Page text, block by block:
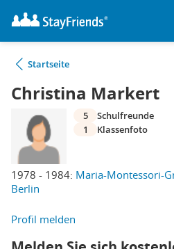
Startseite
Christina Markert
1978 - 1984: Maria-Montessori-
Berlin
5
Schulfreunde
1
Klassenfoto
Profil melden